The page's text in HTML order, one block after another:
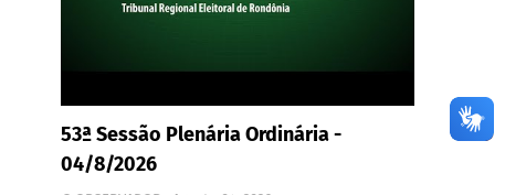
53ª Sessão Plenária Ordinária -
04/8/2026